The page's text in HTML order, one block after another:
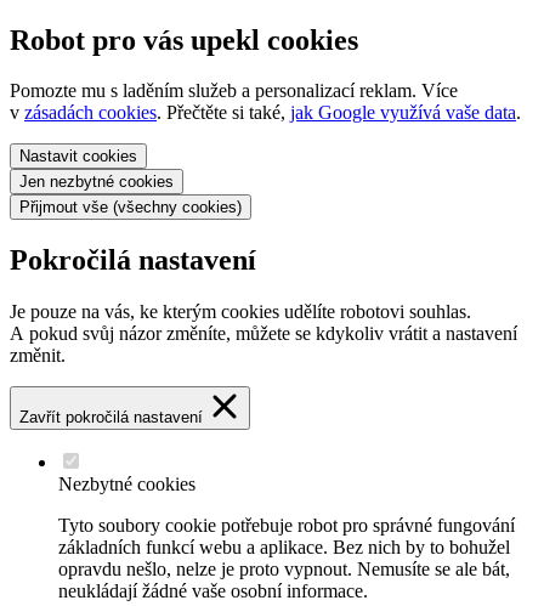
Robot pro vás upekl cookies
Pomozte mu s laděním služeb a personalizací reklam. Více
v zásadách cookies. Přečtěte si také, jak Google využívá vaše data.
Nastavit cookies
Jen nezbytné cookies
Přijmout vše (všechny cookies)
Pokročilá nastavení
Je pouze na vás, ke kterým cookies udělíte robotovi souhlas.
A pokud svůj názor změníte, můžete se kdykoliv vrátit a nastavení
změnit.
Zavřít pokročilá nastavení
Nezbytné cookies
Tyto soubory cookie potřebuje robot pro správné fungování
základních funkcí webu a aplikace. Bez nich by to bohužel
opravdu nešlo, nelze je proto vypnout. Nemusíte se ale bát,
neukládají žádné vaše osobní informace.